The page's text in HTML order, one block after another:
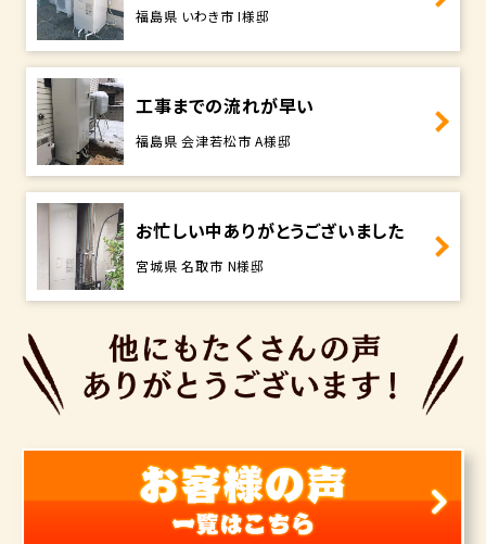
福島県 いわき市 I様邸
工事までの流れが早い
福島県 会津若松市 A様邸
お忙しい中ありがとうございました
宮城県 名取市 N様邸